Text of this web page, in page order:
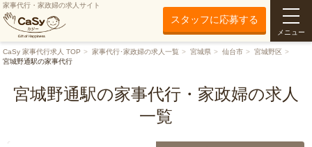
家事代行・家政婦の求人サイト
スタッフに応募する
メニュー
CaSy 家事代行求人 TOP 家事代行･家政婦の求人一覧 宮城県 仙台市
宮城野区
宮城野通駅の家事代行
宮城野通駅の家事代行・家政婦の求人
一覧